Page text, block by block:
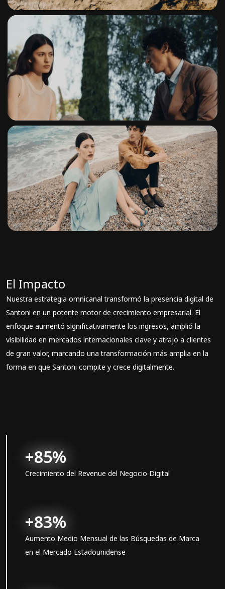
El Impacto
Nuestra estrategia omnicanal transformó la presencia digital de
Santoni en un potente motor de crecimiento empresarial. El
enfoque aumentó significativamente los ingresos, amplió la
visibilidad en mercados internacionales clave y atrajo a clientes
de gran valor, marcando una transformación más amplia en la
forma en que Santoni compite y crece digitalmente.
+85%
Crecimiento del Revenue del Negocio Digital
+83%
Aumento Medio Mensual de las Búsquedas de Marca
en el Mercado Estadounidense